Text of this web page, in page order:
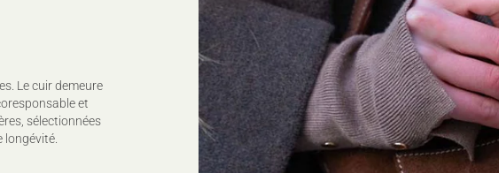
Le cuir demeure
et
sélectionnées
longévité.